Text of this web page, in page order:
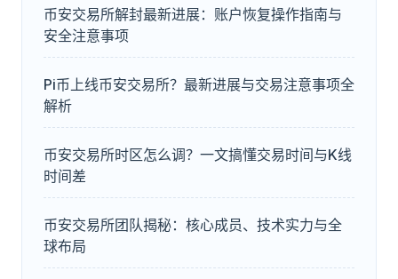
币安交易所解封最新进展：账户恢复操作指南与
安全注意事项
Pi币上线币安交易所？最新进展与交易注意事项全
解析
币安交易所时区怎么调？一文搞懂交易时间与K线
时间差
币安交易所团队揭秘：核心成员、技术实力与全
球布局